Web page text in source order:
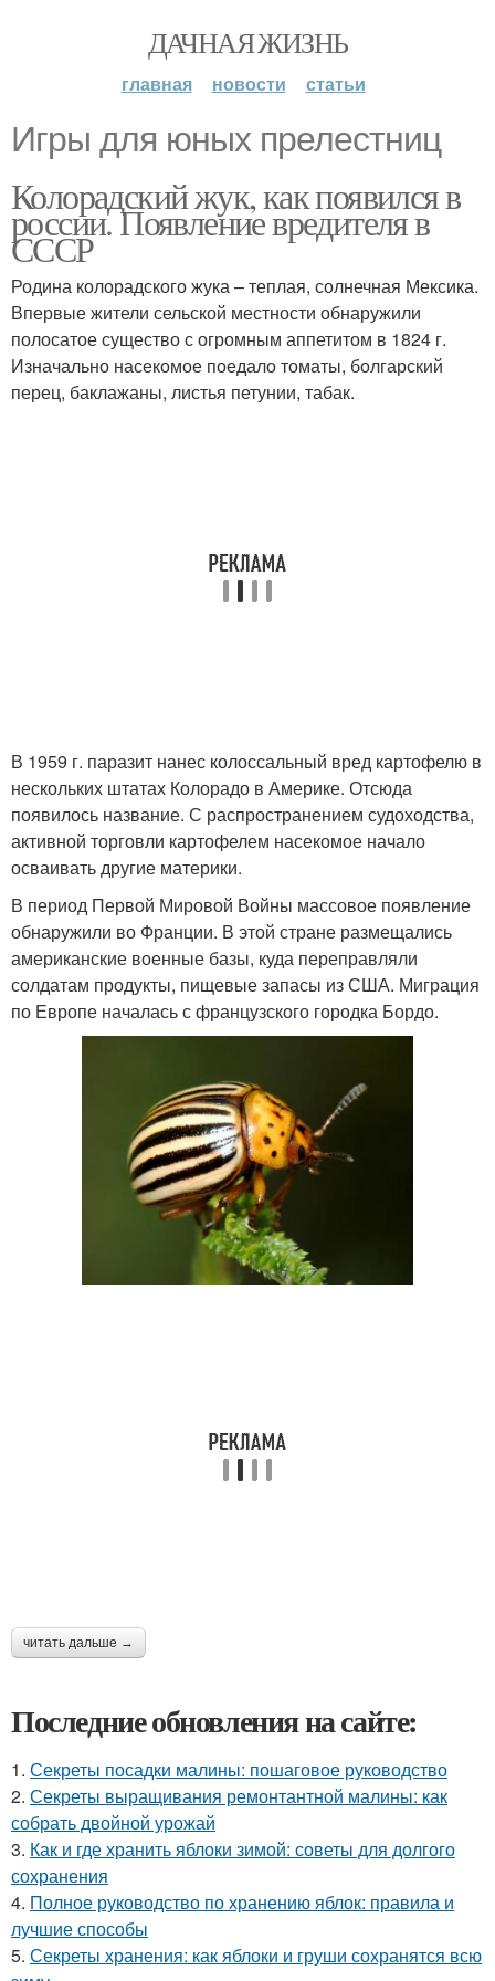
ДАЧНАЯ ЖИЗНЬ
главная новости статьи
Игры для юных прелестниц
Колорадский жук, как появился в
россии. Появление вредителя в
СССР
Родина колорадского жука – теплая, солнечная Мексика.
Впервые жители сельской местности обнаружили
полосатое существо с огромным аппетитом в 1824 г.
Изначально насекомое поедало томаты, болгарский
перец, баклажаны, листья петунии, табак.
В 1959 г. паразит нанес колоссальный вред картофелю в
нескольких штатах Колорадо в Америке. Отсюда
появилось название. С распространением судоходства,
активной торговли картофелем насекомое начало
осваивать другие материки.
В период Первой Мировой Войны массовое появление
обнаружили во Франции. В этой стране размещались
американские военные базы, куда переправляли
солдатам продукты, пищевые запасы из США. Миграция
по Европе началась с французского городка Бордо.
читать дальше →
Последние обновления на сайте:
1. Секреты посадки малины: пошаговое руководство
2. Секреты выращивания ремонтантной малины: как
собрать двойной урожай
3. Как и где хранить яблоки зимой: советы для долгого
сохранения
4. Полное руководство по хранению яблок: правила и
лучшие способы
5. Секреты хранения: как яблоки и груши сохранятся всю